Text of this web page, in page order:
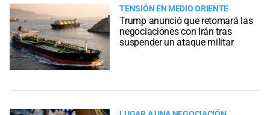
TENSIÓN EN MEDIO ORIENTE
Trump anunció que retomará las
negociaciones con Irán tras
suspender un ataque militar